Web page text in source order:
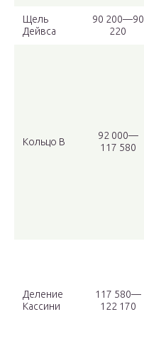
Щель
Дейвса
90 200—90
220
Кольцо B
92 000—
117 580
Деление
Кассини
117 580—
122 170